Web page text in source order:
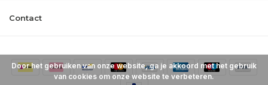
Contact
Door het gebruiken van onze website, ga je akkoord met het gebruik
van cookies om onze website te verbeteren.